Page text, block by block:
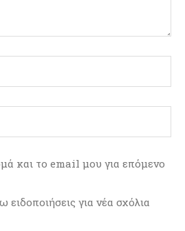
και το email μου για επόμενο
για νέα σχόλια